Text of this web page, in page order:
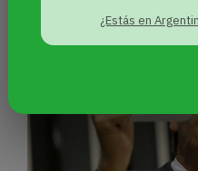
¿Estás en